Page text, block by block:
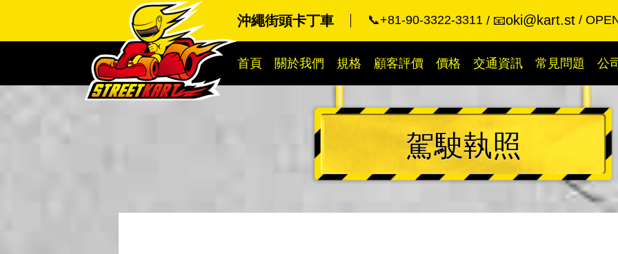
沖繩街頭卡丁車 📞+81-90-3322-3311 📧oki@kart.st
首頁 關於我們 規格 顧客評價 價格 交通資訊 常見問題 公
駕駛執照